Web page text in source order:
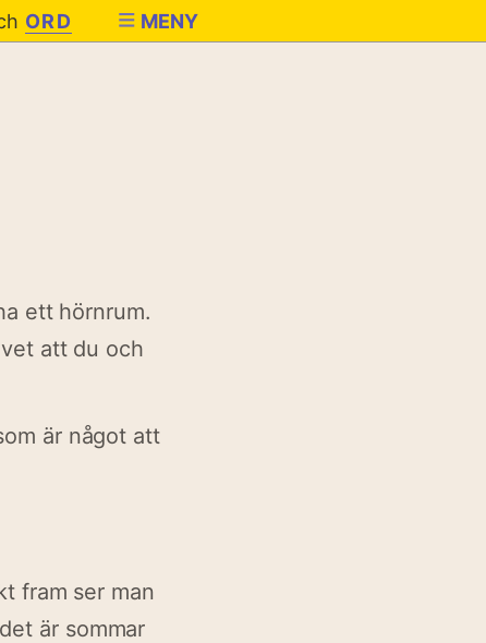
ORD MENY
ett hörnrum.
att du och
är något att
fram ser man
är sommar